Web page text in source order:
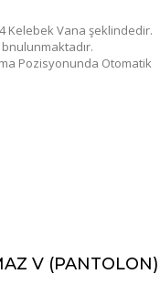
Kelebek Vana şeklindedir.
Pozisyonunda Otomatik
V (PANTOLON)